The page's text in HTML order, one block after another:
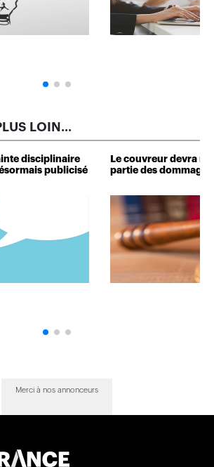
LOIN...
disciplinaire
publicisé
Le couvreur devra
partie des dommages
Merci à nos annonceurs